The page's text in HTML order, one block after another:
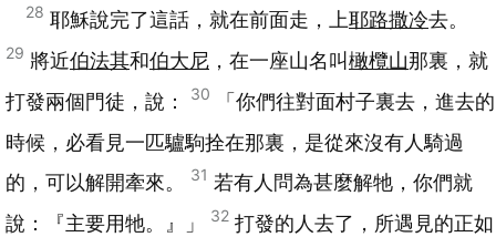
28 耶穌說完了這話，就在前面走，上耶路撒冷去。
29 將近伯法其和伯大尼 ，在一座山名叫橄欖山那裏，就
打發兩個門徒，說：
30
「你們往對面村子裏去，進去的
時候，必看見一匹驢駒拴在那裏，是從來沒有人騎過
的，可以解開牽來。
31 若有人問為甚麼解牠，你們就
說：『主要用牠。』」
32 打發的人去了，所遇見的正如